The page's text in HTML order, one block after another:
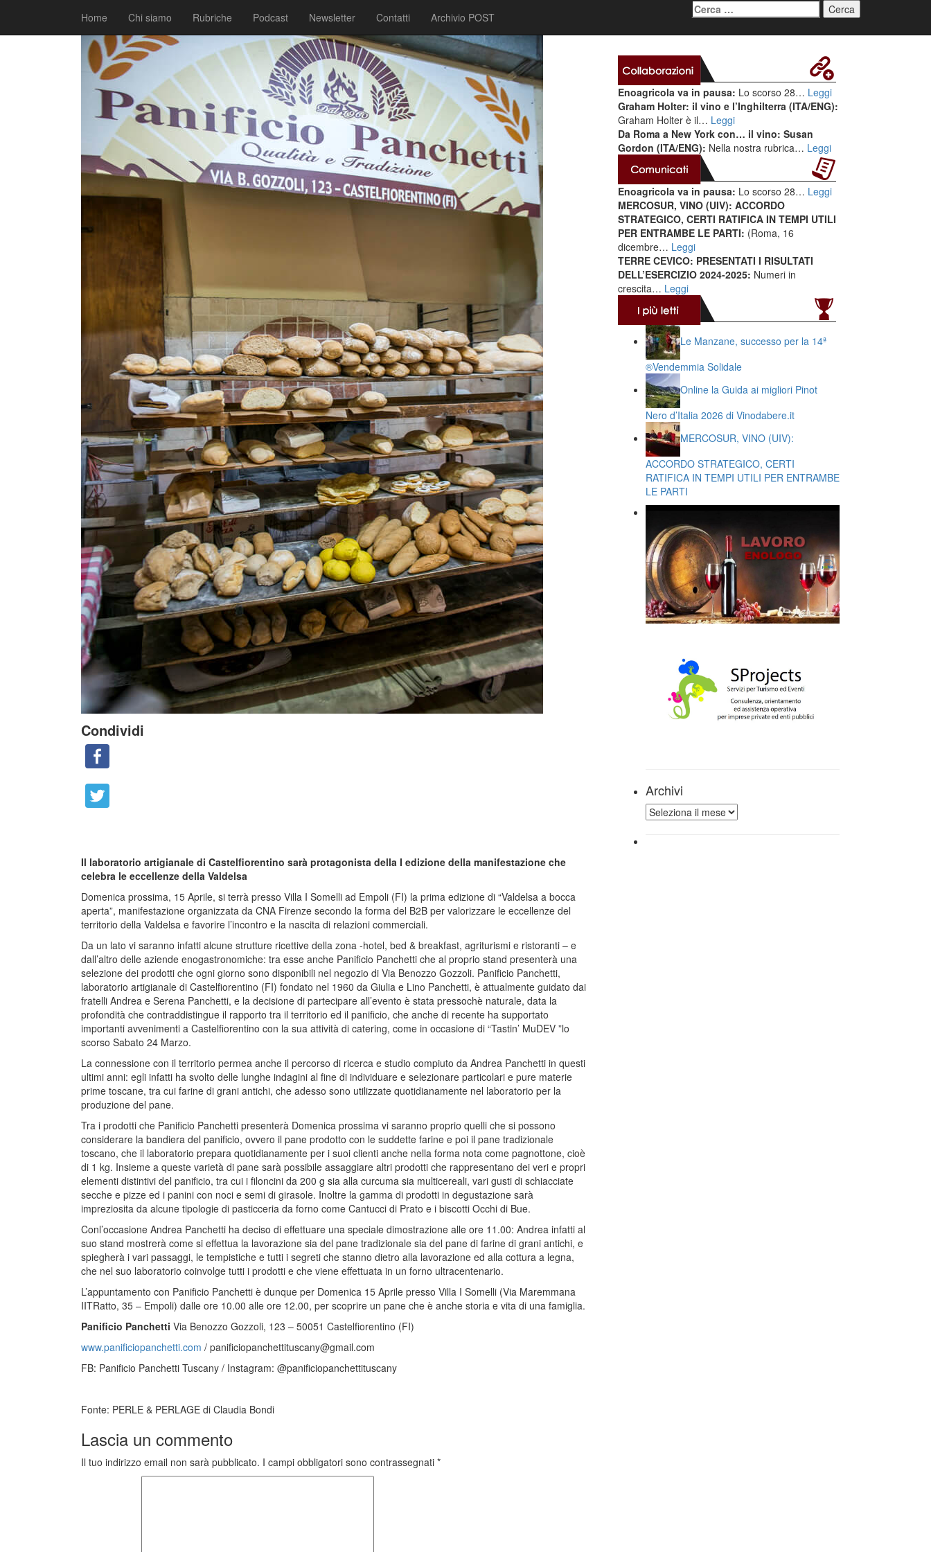
Home Chi siamo Rubriche Podcast Newsletter Contatti Archivio POST
Ricerca
per:
Condividi
Il laboratorio artigianale di Castelfiorentino sarà protagonista della I edizione della manifestazione che
celebra le eccellenze della Valdelsa
Domenica prossima, 15 Aprile, si terrà presso Villa I Somelli ad Empoli (FI) la prima edizione di “Valdelsa a bocca
aperta”, manifestazione organizzata da CNA Firenze secondo la forma del B2B per valorizzare le eccellenze del
territorio della Valdelsa e favorire l’incontro e la nascita di relazioni commerciali.
Da un lato vi saranno infatti alcune strutture ricettive della zona -hotel, bed & breakfast, agriturismi e ristoranti – e
dall’altro delle aziende enogastronomiche: tra esse anche Panificio Panchetti che al proprio stand presenterà una
selezione dei prodotti che ogni giorno sono disponibili nel negozio di Via Benozzo Gozzoli. Panificio Panchetti,
laboratorio artigianale di Castelfiorentino (FI) fondato nel 1960 da Giulia e Lino Panchetti, è attualmente guidato dai
fratelli Andrea e Serena Panchetti, e la decisione di partecipare all’evento è stata pressochè naturale, data la
profondità che contraddistingue il rapporto tra il territorio ed il panificio, che anche di recente ha supportato
importanti avvenimenti a Castelfiorentino con la sua attività di catering, come in occasione di “Tastin’ MuDEV ”lo
scorso Sabato 24 Marzo.
La connessione con il territorio permea anche il percorso di ricerca e studio compiuto da Andrea Panchetti in questi
ultimi anni: egli infatti ha svolto delle lunghe indagini al fine di individuare e selezionare particolari e pure materie
prime toscane, tra cui farine di grani antichi, che adesso sono utilizzate quotidianamente nel laboratorio per la
produzione del pane.
Tra i prodotti che Panificio Panchetti presenterà Domenica prossima vi saranno proprio quelli che si possono
considerare la bandiera del panificio, ovvero il pane prodotto con le suddette farine e poi il pane tradizionale
toscano, che il laboratorio prepara quotidianamente per i suoi clienti anche nella forma nota come pagnottone, cioè
di 1 kg. Insieme a queste varietà di pane sarà possibile assaggiare altri prodotti che rappresentano dei veri e propri
elementi distintivi del panificio, tra cui i filoncini da 200 g sia alla curcuma sia multicereali, vari gusti di schiacciate
secche e pizze ed i panini con noci e semi di girasole. Inoltre la gamma di prodotti in degustazione sarà
impreziosita da alcune tipologie di pasticceria da forno come Cantucci di Prato e i biscotti Occhi di Bue.
Conl’occasione Andrea Panchetti ha deciso di effettuare una speciale dimostrazione alle ore 11.00: Andrea infatti al
suo stand mostrerà come si effettua la lavorazione sia del pane tradizionale sia del pane di farine di grani antichi, e
spiegherà i vari passaggi, le tempistiche e tutti i segreti che stanno dietro alla lavorazione ed alla cottura a legna,
che nel suo laboratorio coinvolge tutti i prodotti e che viene effettuata in un forno ultracentenario.
L’appuntamento con Panificio Panchetti è dunque per Domenica 15 Aprile presso Villa I Somelli (Via Maremmana
IITRatto, 35 – Empoli) dalle ore 10.00 alle ore 12.00, per scoprire un pane che è anche storia e vita di una famiglia.
Panificio Panchetti Via Benozzo Gozzoli, 123 – 50051 Castelfiorentino (FI)
www.panificiopanchetti.com / panificiopanchettituscany@gmail.com
FB: Panificio Panchetti Tuscany / Instagram: @panificiopanchettituscany
Fonte: PERLE & PERLAGE di Claudia Bondi
Lascia un commento
Il tuo indirizzo email non sarà pubblicato. I campi obbligatori sono contrassegnati *
Enoagricola va in pausa: Lo scorso 28… Leggi
Graham Holter: il vino e l’Inghilterra (ITA/ENG):
Graham Holter è il… Leggi
Da Roma a New York con… il vino: Susan
Gordon (ITA/ENG): Nella nostra rubrica… Leggi
Enoagricola va in pausa: Lo scorso 28… Leggi
MERCOSUR, VINO (UIV): ACCORDO
STRATEGICO, CERTI RATIFICA IN TEMPI UTILI
PER ENTRAMBE LE PARTI: (Roma, 16
dicembre… Leggi
TERRE CEVICO: PRESENTATI I RISULTATI
DELL’ESERCIZIO 2024-2025: Numeri in
crescita… Leggi
Le Manzane, successo per la 14ª
®️Vendemmia Solidale
Online la Guida ai migliori Pinot
Nero d’Italia 2026 di Vinodabere.it
MERCOSUR, VINO (UIV):
ACCORDO STRATEGICO, CERTI
RATIFICA IN TEMPI UTILI PER ENTRAMBE
LE PARTI
Archivi
Archivi